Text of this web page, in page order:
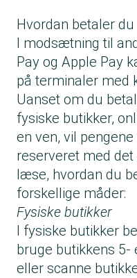
Hvordan betaler
I modsætning til
Pay og Apple Pay
på terminaler med
Uanset om du
fysiske butikker,
en ven, vil
reserveret med
læse, hvordan du
forskellige måder:
Fysiske butikker
I fysiske butikker
bruge butikkens
eller scanne